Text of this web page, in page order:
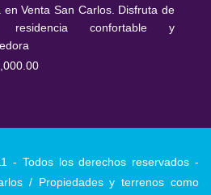
en Venta San Carlos. Disfruta de
residencia confortable y
- Todos los derechos reservados -
/ Propiedades y terrenos como